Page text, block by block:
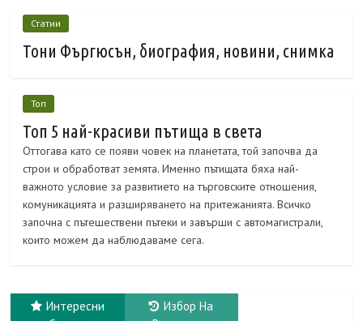
Статии
Тони Фъргюсън, биография, новини, снимка
Топ
Топ 5 най-красиви пътища в света
Оттогава като се появи човек на планетата, той започва да
строи и обработват земята. Именно пътищата бяха най-
важното условие за развитието на търговските отношения,
комуникацията и разширяването на притежанията. Всичко
започна с пътешествени пътеки и завърши с автомагистрали,
които можем да наблюдаваме сега.
Интересни
Избор На